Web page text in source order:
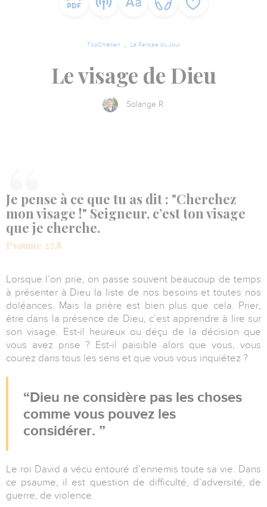
TopChrétien La Pensée du Jour
Le visage de Dieu
Solange R.
Je pense à ce que tu as dit : "Cherchez
mon visage !" Seigneur, c’est ton visage
que je cherche.
Psaume 27.8
Lorsque l’on prie, on passe souvent beaucoup de temps
à présenter à Dieu la liste de nos besoins et toutes nos
doléances. Mais la prière est bien plus que cela. Prier,
être dans la présence de Dieu, c’est apprendre à lire sur
son visage. Est-il heureux ou déçu de la décision que
vous avez prise ? Est-il paisible alors que vous, vous
courez dans tous les sens et que vous vous inquiétez ?
Dieu ne considère pas les choses
comme vous pouvez les
considérer.
Le roi David a vécu entouré d’ennemis toute sa vie. Dans
ce psaume, il est question de difficulté, d’adversité, de
guerre, de violence.